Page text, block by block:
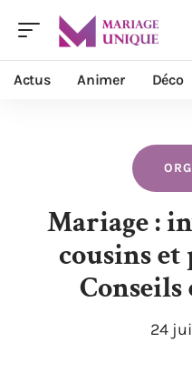
Actus Animer Déco
Mariage :
cousins et
24